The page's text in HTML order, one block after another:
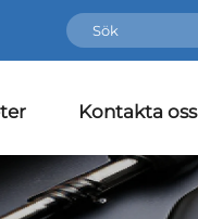
Kontakta oss